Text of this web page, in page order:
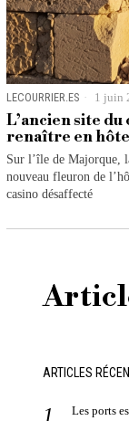
LECOURRIER.ES 1 juin
L’ancien site du
renaître en
Sur l’île de Majorque,
nouveau fleuron de
casino désaffecté
ARTICLES
Les ports